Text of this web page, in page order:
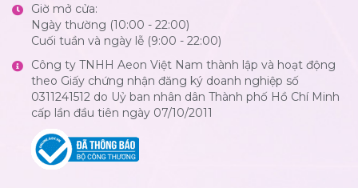
Giờ mở cửa:
Ngày thường (10:00 - 22:00)
Cuối tuần và ngày lễ (9:00 - 22:00)
Công ty TNHH Aeon Việt Nam thành lập và hoạt động
theo Giấy chứng nhận đăng ký doanh nghiệp số
0311241512 do Uỷ ban nhân dân Thành phố Hồ Chí Minh
cấp lần đầu tiên ngày 07/10/2011